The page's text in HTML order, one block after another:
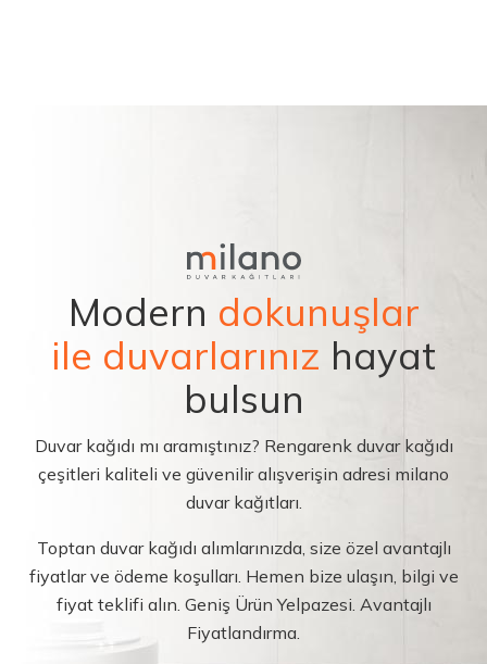
Modern dokunuşlar
ile duvarlarınız hayat
bulsun
Duvar kağıdı mı aramıştınız? Rengarenk duvar kağıdı
çeşitleri kaliteli ve güvenilir alışverişin adresi milano
duvar kağıtları.
Toptan duvar kağıdı alımlarınızda, size özel avantajlı
fiyatlar ve ödeme koşulları. Hemen bize ulaşın, bilgi ve
fiyat teklifi alın. Geniş Ürün Yelpazesi. Avantajlı
Fiyatlandırma.